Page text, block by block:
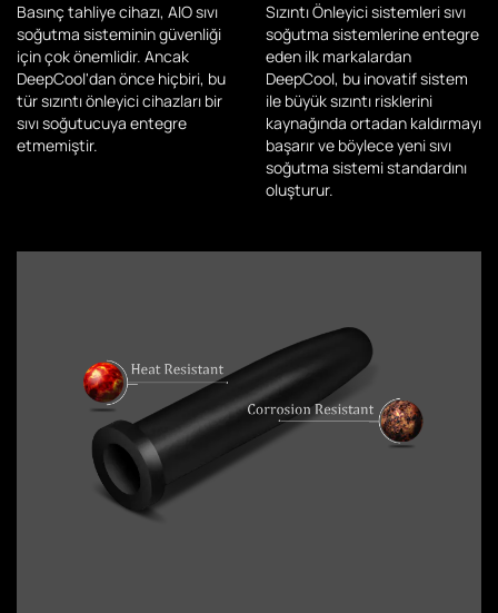
Basınç tahliye cihazı, AIO sıvı
soğutma sisteminin güvenliği
için çok önemlidir. Ancak
DeepCool'dan önce hiçbiri, bu
tür sızıntı önleyici cihazları bir
sıvı soğutucuya entegre
etmemiştir.
Sızıntı Önleyici sistemleri sıvı
soğutma sistemlerine entegre
eden ilk markalardan
DeepCool, bu inovatif sistem
ile büyük sızıntı risklerini
kaynağında ortadan kaldırmayı
başarır ve böylece yeni sıvı
soğutma sistemi standardını
oluşturur.